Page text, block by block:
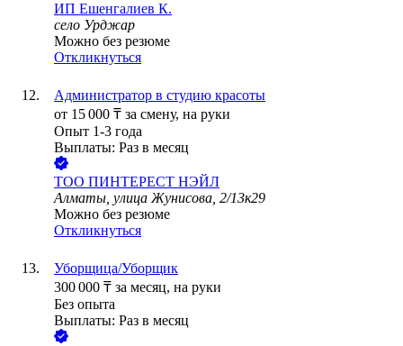
ИП Ешенгалиев К.
село Урджар
Можно без резюме
Откликнуться
Администратор в студию красоты
от 15 000 ₸ за смену, на руки
Опыт 1-3 года
Выплаты: Раз в месяц
ТОО ПИНТЕРЕСТ НЭЙЛ
Алматы, улица Жунисова, 2/13к29
Можно без резюме
Откликнуться
Уборщица/Уборщик
300 000 ₸ за месяц, на руки
Без опыта
Выплаты: Раз в месяц